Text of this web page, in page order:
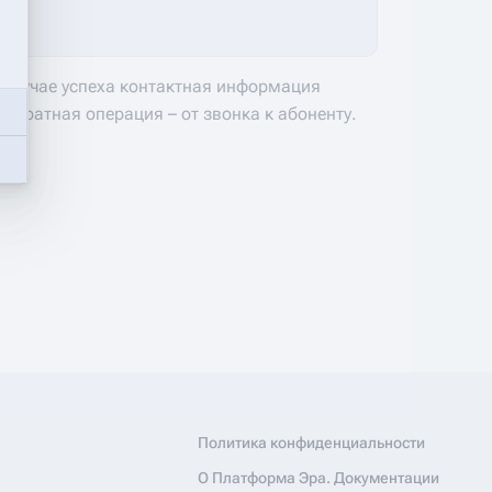
успеха контактная информация
операция – от звонка к абоненту.
Политика конфиденциальности
О Платформа Эра. Документации